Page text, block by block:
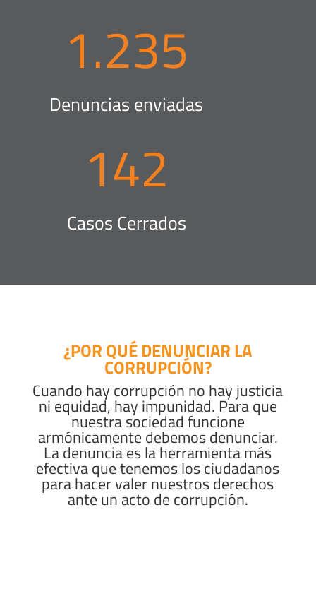
1.235
Denuncias enviadas
142
Casos Cerrados
¿POR QUÉ DENUNCIAR LA
CORRUPCIÓN?
Cuando hay corrupción no hay justicia
ni equidad, hay impunidad. Para que
nuestra sociedad funcione
armónicamente debemos denunciar.
La denuncia es la herramienta más
efectiva que tenemos los ciudadanos
para hacer valer nuestros derechos
ante un acto de corrupción.